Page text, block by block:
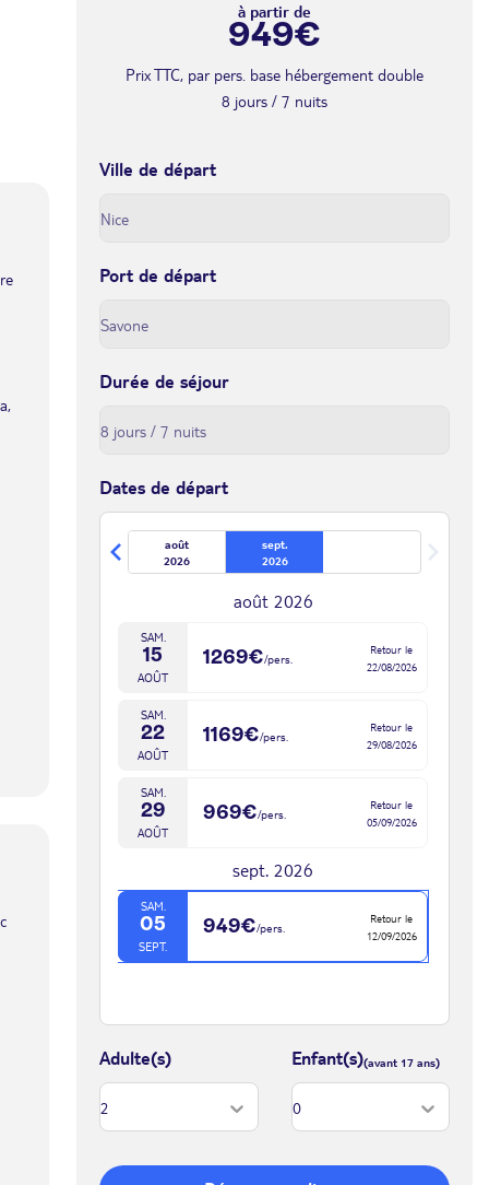
à partir de
949€
Prix TTC, par pers. base hébergement double
8 jours / 7 nuits
Ville de départ
Port de départ
Durée de séjour
Dates de départ
août
2026
sept.
2026
août 2026
SAM.
15
AOÛT
1269€/pers.
Retour le
22/08/2026
SAM.
22
AOÛT
1169€/pers.
Retour le
29/08/2026
SAM.
29
AOÛT
969€/pers.
Retour le
05/09/2026
sept. 2026
SAM.
05
SEPT.
949€/pers.
Retour le
12/09/2026
Adulte(s) Enfant(s)